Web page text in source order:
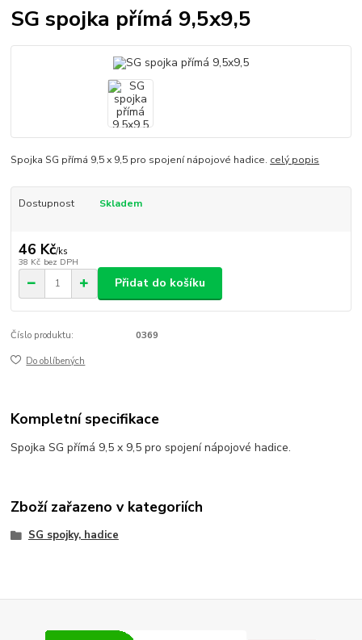
SG spojka přímá 9,5x9,5
Spojka SG přímá 9,5 x 9,5 pro spojení nápojové hadice. celý popis
Dostupnost Skladem
46 Kč/ks
38 Kč bez DPH
Přidat do košíku
Číslo produktu: 0369
Do oblíbených
Kompletní specifikace
Spojka SG přímá 9,5 x 9,5 pro spojení nápojové hadice.
Zboží zařazeno v kategoriích
SG spojky, hadice